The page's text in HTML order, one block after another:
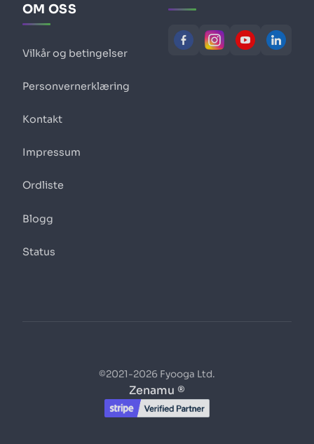
OM OSS
Vilkår og betingelser
Personvernerklæring
Kontakt
Impressum
Ordliste
Blogg
Status
©2021-2026 Fyooga Ltd.
Zenamu ®